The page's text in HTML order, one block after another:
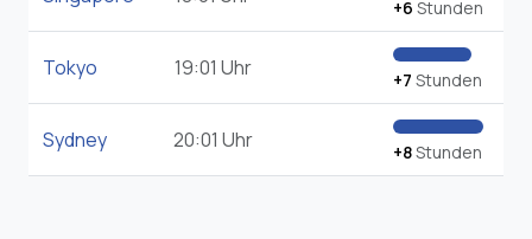
+6 Stunden
Tokyo 19:01 Uhr +7 Stunden
Sydney 20:01 Uhr +8Stunden